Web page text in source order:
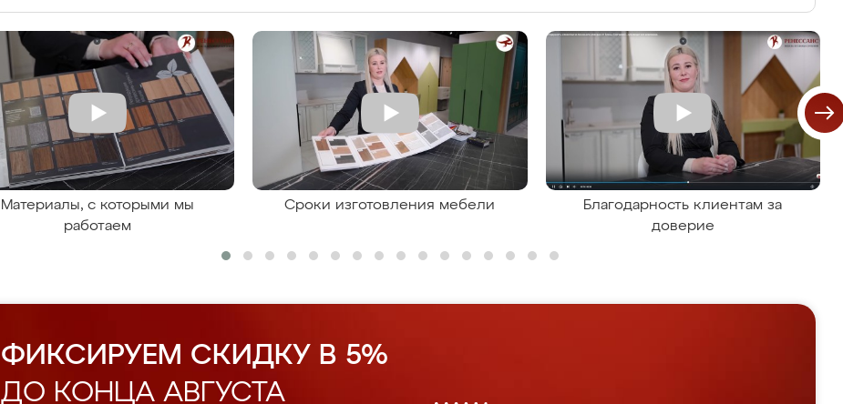
Материалы, с которыми мы
работаем
Сроки изготовления мебели
Благодарность клиентам за
доверие
ФИКСИРУЕМ СКИДКУ В 5%
ДО КОНЦА АВГУСТА